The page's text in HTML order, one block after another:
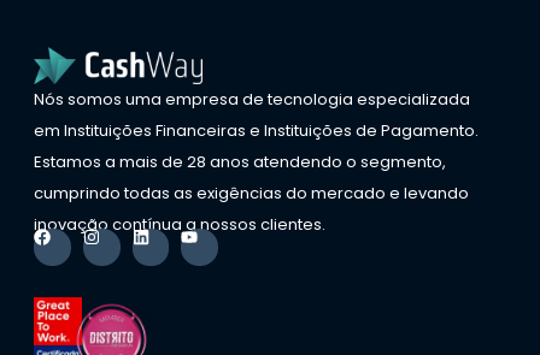
Nós somos uma empresa de tecnologia especializada
em Instituições Financeiras e Instituições de Pagamento.
Estamos a mais de 28 anos atendendo o segmento,
cumprindo todas as exigências do mercado e levando
inovação contínua a nossos clientes.